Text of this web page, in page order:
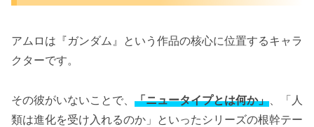
アムロは『ガンダム』という作品の核心に位置するキャラ
クターです。
その彼がいないことで、 「ニュータイプとは何か」 、「人
類は進化を受け入れるのか」といったシリーズの根幹テー